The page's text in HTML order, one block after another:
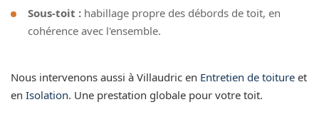
Sous-toit : habillage propre des débords de toit, en
cohérence avec l'ensemble.
Nous intervenons aussi à Villaudric en Entretien de toiture et
en Isolation. Une prestation globale pour votre toit.